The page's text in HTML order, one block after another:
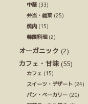
中華(33)
弁当・総菜 (25)
焼肉 (15)
韓国料理(2)
オーガニック (2)
カフェ・甘味(55)
カフェ (15)
スイーツ・デザート (24)
パン・ベーカリー (20)